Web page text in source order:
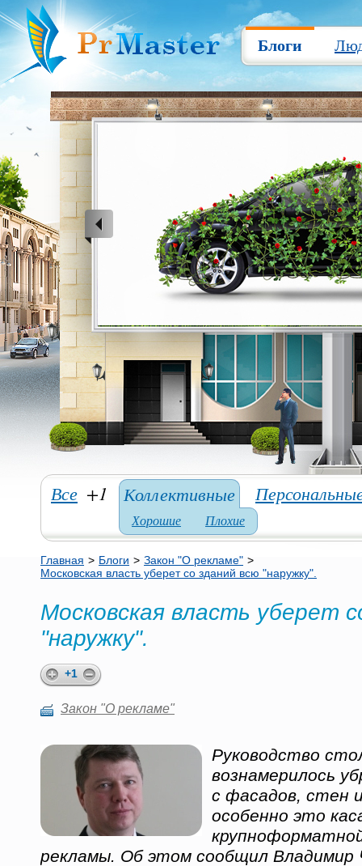
Блоги
Все +1 Коллективные
Хорошие Плохие
Главная > Блоги > Закон "О рекламе" >
Московская власть уберет со зданий всю "наружку".
Московская власть уберет
"наружку".
+1
Закон "О рекламе"
Руководство
вознамерилось
с фасадов, стен
особенно это
рекламы. Об этом сообщил Владимир